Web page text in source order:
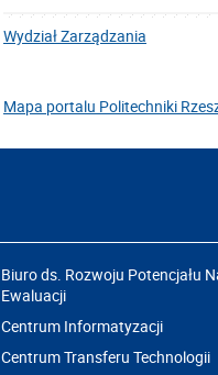
Wydział Zarządzania
Mapa portalu Politechniki
Biuro ds. Rozwoju Potencjału
Ewaluacji
Centrum Informatyzacji
Centrum Transferu Technologii